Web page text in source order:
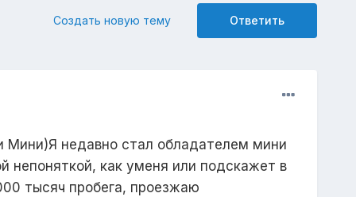
Ответить
Создать новую тему
Мини)Я недавно стал обладателем мини
непоняткой, как уменя или подскажет в
тысяч пробега, проезжаю